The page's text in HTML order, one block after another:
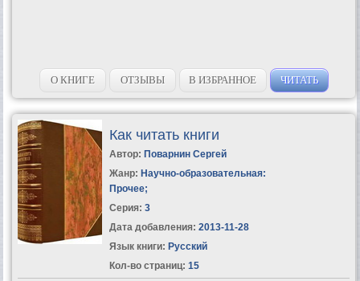
О КНИГЕ ОТЗЫВЫ В ИЗБРАННОЕ ЧИТАТЬ
Как читать книги
Автор: Поварнин Сергей
Жанр: Научно-образовательная:
Прочее;
Серия: 3
Дата добавления: 2013-11-28
Язык книги: Русский
Кол-во страниц: 15